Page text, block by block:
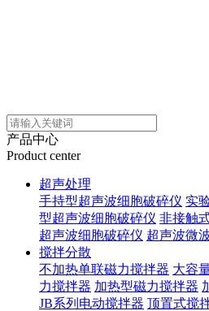
产品中心
Product center
超声处理
手持型超声波细胞破碎仪 实
型超声波细胞破碎仪 非接触
超声波细胞破碎仪 超声波微
搅拌分散
不加热单联磁力搅拌器 大容
力搅拌器 加热型磁力搅拌器
JB系列电动搅拌器 顶置式搅